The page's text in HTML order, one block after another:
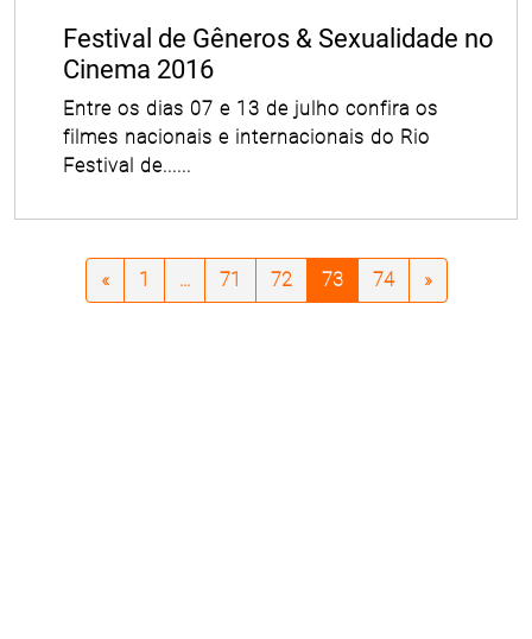
Festival de Gêneros & Sexualidade no
Cinema 2016
Entre os dias 07 e 13 de julho confira os
filmes nacionais e internacionais do Rio
Festival de......
« 1 ... 71 72 73 74 »